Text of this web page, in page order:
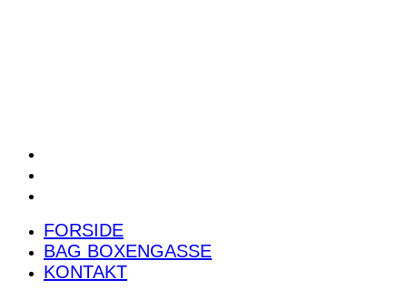
FORSIDE
BAG BOXENGASSE
KONTAKT